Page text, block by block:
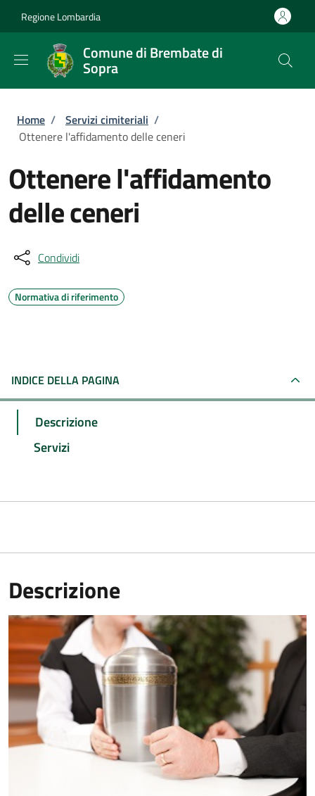
Regione Lombardia
Comune di Brembate di
Sopra
Briciole di pane
Home / Servizi cimiteriali /
Ottenere l'affidamento delle ceneri
Ottenere l'affidamento
delle ceneri
Condividi
Normativa di riferimento
INDICE DELLA PAGINA
Descrizione
Servizi
Descrizione